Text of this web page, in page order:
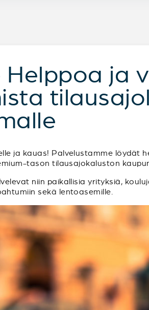
ja
ja kauas! Palvelustamme löydät
tason tilausajokaluston
niin paikallisia yrityksiä,
sekä lentoasemille.